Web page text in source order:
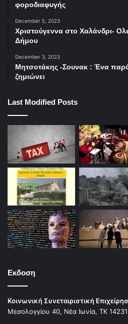
φοροδιαφυγής
December 5, 2023
Χριστούγεννα στο Χαλάνδρι-
Δήμου
December 3, 2023
Μητσοτάκης -Σουνακ : Ένα
ζημιώνει
Last Modified Posts
Εκδοση
Κοινωνική Συνεταιριστική
Μεσολογγίου 40, Νέα Ιωνία, ΤΚ 14231